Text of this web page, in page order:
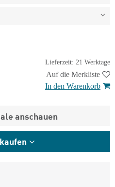
Lieferzeit: 21 Werktage
Auf die Merkliste
In den Warenkorb
anschauen